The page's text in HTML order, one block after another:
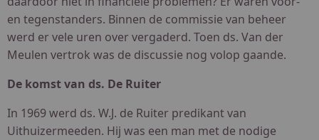
en tegenstanders. Binnen de commissie van beheer
werd er vele uren over vergaderd. Toen ds. Van der
Meulen vertrok was de discussie nog volop gaande.
De komst van ds. De Ruiter
In 1969 werd ds. W.J. de Ruiter predikant van
Uithuizermeeden. Hij was een man met de nodige